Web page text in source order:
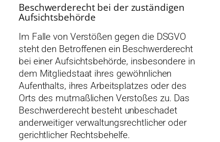
Beschwerde­recht bei der zuständigen
Aufsichts­behörde
Im Falle von Verstößen gegen die DSGVO
steht den Betroffenen ein Beschwerderecht
bei einer Aufsichtsbehörde, insbesondere in
dem Mitgliedstaat ihres gewöhnlichen
Aufenthalts, ihres Arbeitsplatzes oder des
Orts des mutmaßlichen Verstoßes zu. Das
Beschwerderecht besteht unbeschadet
anderweitiger verwaltungsrechtlicher oder
gerichtlicher Rechtsbehelfe.